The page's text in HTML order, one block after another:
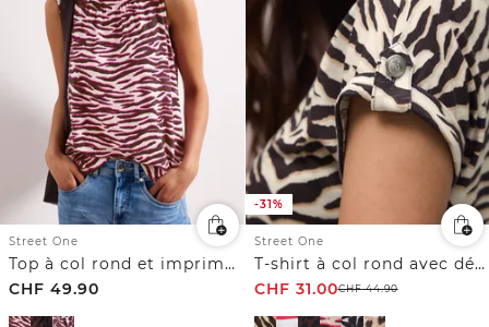
Street One
Top à col rond et imprimé zèbre
CHF 49.90
-31%
Street One
T-shirt à col rond avec détails de boutons
CHF 31.00CHF44.90